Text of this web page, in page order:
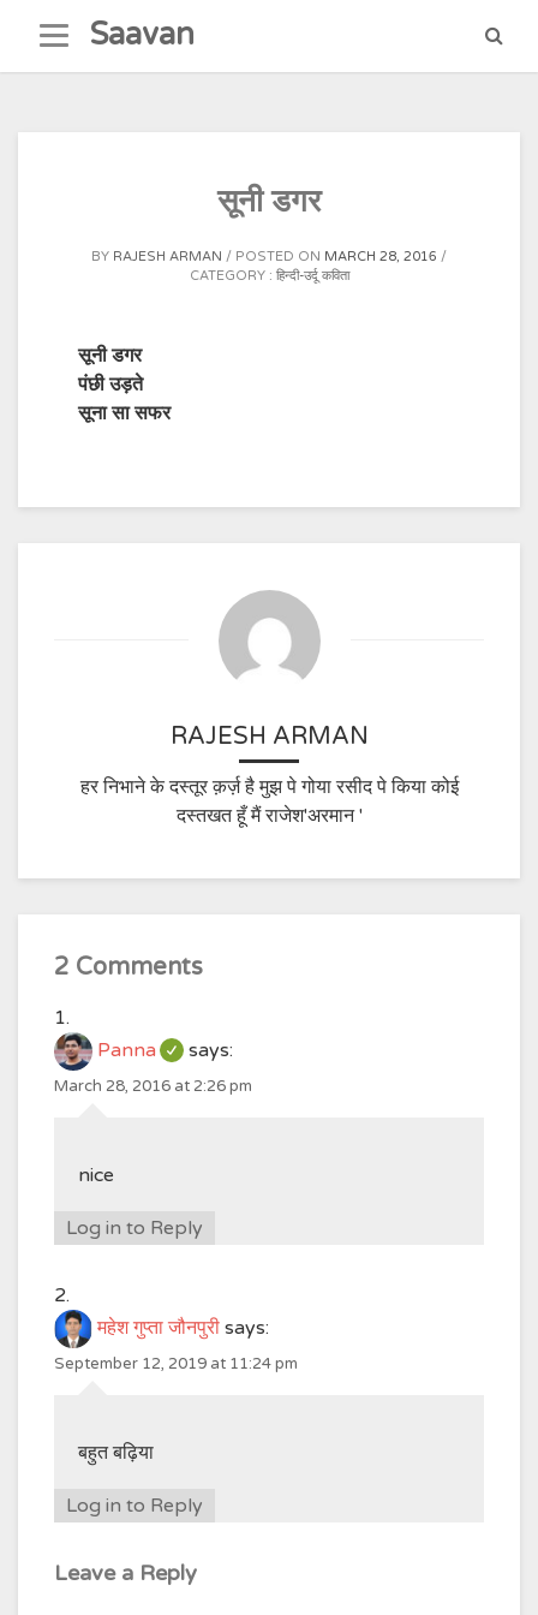
content
Saavan
सूनी डगर
BY RAJESH ARMAN POSTED ON MARCH 28, 2016
CATEGORY : हिन्दी-उर्दू कविता
सूनी डगर
पंछी उड़ते
सूना सा सफर
RAJESH ARMAN
हर निभाने के दस्तूर क़र्ज़ है मुझ पे गोया रसीद पे किया कोई
दस्तखत हूँ मैं राजेश'अरमान '
2 Comments
Panna says:
March 28, 2016 at 2:26 pm
nice
Log in to Reply
महेश गुप्ता जौनपुरी says:
September 12, 2019 at 11:24 pm
बहुत बढ़िया
Log in to Reply
Leave a Reply